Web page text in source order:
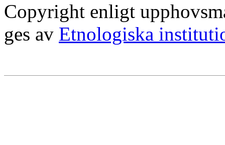
Copyright enligt
ges av Etnologiska